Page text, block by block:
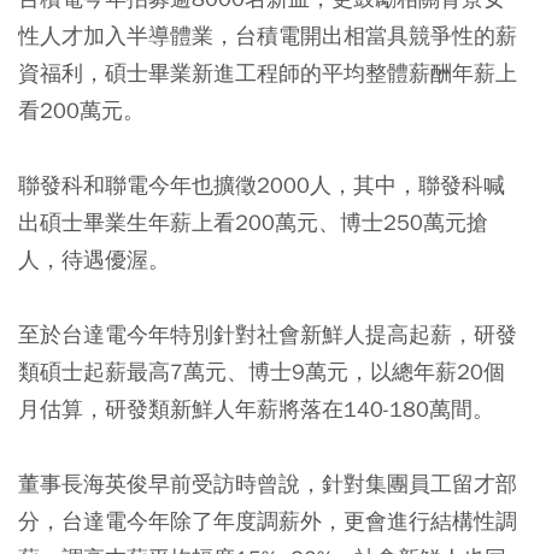
性人才加入半導體業，台積電開出相當具競爭性的薪
資福利，碩士畢業新進工程師的平均整體薪酬年薪上
看200萬元。
聯發科和聯電今年也擴徵2000人，其中，聯發科喊
出碩士畢業生年薪上看200萬元、博士250萬元搶
人，待遇優渥。
至於台達電今年特別針對社會新鮮人提高起薪，研發
類碩士起薪最高7萬元、博士9萬元，以總年薪20個
月估算，研發類新鮮人年薪將落在140-180萬間。
董事長海英俊早前受訪時曾說，針對集團員工留才部
分，台達電今年除了年度調薪外，更會進行結構性調